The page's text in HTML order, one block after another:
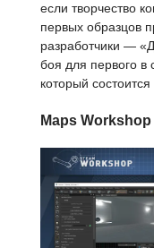
если творчество
первых образцов
разработчики —
боя для первого в
который
Maps